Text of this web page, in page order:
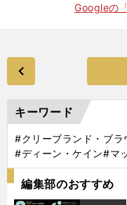
Googleの
キーワード
#クリーブランド・ブラ
#ディーン・ケイン#マ
編集部のおすすめ